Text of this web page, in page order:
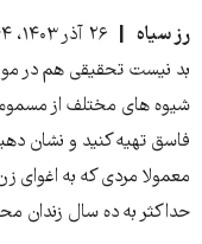
رز سیاه
۲۶ آذر ۱۴۰۳، ۸:۴۴
بد نیست تحقیقی هم در
شیوه های مختلف از
فاسق تهیه کنید و نشان
معمولا مردی که به اغوای
حداکثر به ده سال زندان